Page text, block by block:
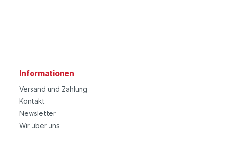
Informationen
Versand und Zahlung
Kontakt
Newsletter
Wir über uns